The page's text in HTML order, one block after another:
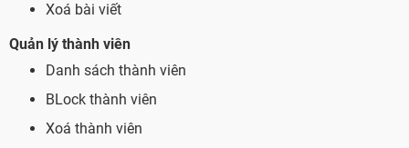
Xoá bài viết
Quản lý thành viên
Danh sách thành viên
BLock thành viên
Xoá thành viên